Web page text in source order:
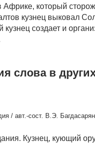
который
кузнец выковал
создает и
слова в
/ авт.-сост. В.Э.
Кузнец, кующий